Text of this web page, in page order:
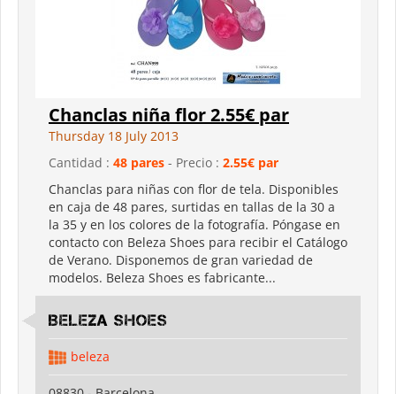
Chanclas niña flor 2.55€ par
Thursday 18 July 2013
Cantidad : 48 pares - Precio : 2.55€ par
Chanclas para niñas con flor de tela. Disponibles
en caja de 48 pares, surtidas en tallas de la 30 a
la 35 y en los colores de la fotografía. Póngase en
contacto con Beleza Shoes para recibir el Catálogo
de Verano. Disponemos de gran variedad de
modelos. Beleza Shoes es fabricante...
Beleza shoes
beleza